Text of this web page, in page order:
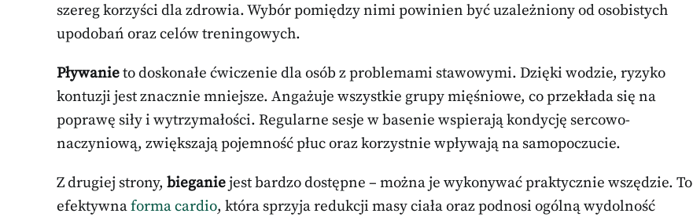
szereg korzyści dla zdrowia. Wybór pomiędzy nimi powinien być uzależniony od osobistych
upodobań oraz celów treningowych.
Pływanieto doskonałe ćwiczenie dla osób z problemami stawowymi. Dzięki wodzie, ryzyko
kontuzji jest znacznie mniejsze. Angażuje wszystkie grupy mięśniowe, co przekłada się na
poprawę siły i wytrzymałości. Regularne sesje w basenie wspierają kondycję sercowo-
naczyniową, zwiększają pojemność płuc oraz korzystnie wpływają na samopoczucie.
Z drugiej strony, bieganiejest bardzo dostępne – można je wykonywać praktycznie wszędzie. To
efektywnaforma cardio, która sprzyja redukcji masy ciała oraz podnosi ogólną wydolność